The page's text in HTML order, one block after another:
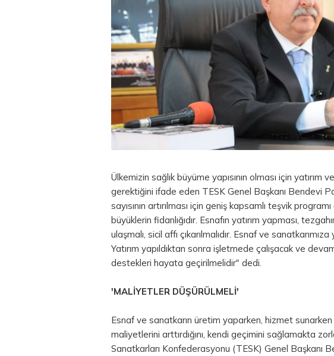
Ülkemizin sağlık büyüme yapısının olması için yatırım ve
gerektiğini ifade eden TESK Genel Başkanı Bendevi
sayısının artırılması için geniş kapsamlı teşvik
büyüklerin fidanlığıdır. Esnafın yatırım yapması,
ulaşmalı, sicil affı çıkarılmalıdır. Esnaf ve sanatkarımıza
Yatırım yapıldıktan sonra işletmede çalışacak ve
destekleri hayata geçirilmelidir" dedi.
'MALİYETLER DÜŞÜRÜLMELİ'
Esnaf ve sanatkarın üretim yaparken, hizmet sunarken
maliyetlerini arttırdığını, kendi geçimini sağlamakta
Sanatkarları Konfederasyonu (TESK) Genel Başkanı